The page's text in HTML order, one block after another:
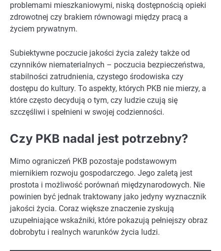
problemami mieszkaniowymi, niską dostępnością opieki
zdrowotnej czy brakiem równowagi między pracą a
życiem prywatnym.
Subiektywne poczucie jakości życia zależy także od
czynników niematerialnych – poczucia bezpieczeństwa,
stabilności zatrudnienia, czystego środowiska czy
dostępu do kultury. To aspekty, których PKB nie mierzy, a
które często decydują o tym, czy ludzie czują się
szczęśliwi i spełnieni w swojej codzienności.
Czy PKB nadal jest potrzebny?
Mimo ograniczeń PKB pozostaje podstawowym
miernikiem rozwoju gospodarczego. Jego zaletą jest
prostota i możliwość porównań międzynarodowych. Nie
powinien być jednak traktowany jako jedyny wyznacznik
jakości życia. Coraz większe znaczenie zyskują
uzupełniające wskaźniki, które pokazują pełniejszy obraz
dobrobytu i realnych warunków życia ludzi.